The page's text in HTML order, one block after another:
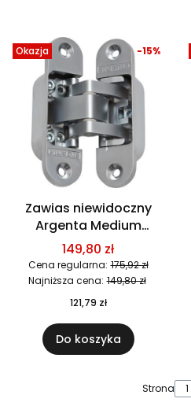
Okazja
Zawias niewidoczny
Argenta Medium
(Średni 111 mm x 29
mm) 1 szt.
149,80 zł
Cena regularna: 175,92 zł
-15%
Najniższa cena: 149,80 zł
121,79 zł
Do koszyka
Strona